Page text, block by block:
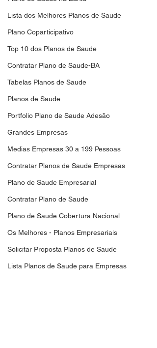
Lista dos Melhores Planos de Saude
Plano Coparticipativo
Top 10 dos Planos de Saude
Contratar Plano de Saude-BA
Tabelas Planos de Saude
Planos de Saude
Portfolio Plano de Saude Adesão
Grandes Empresas
Medias Empresas 30 a 199 Pessoas
Contratar Planos de Saude Empresas
Plano de Saude Empresarial
Contratar Plano de Saude
Plano de Saude Cobertura Nacional
Os Melhores - Planos Empresariais
Solicitar Proposta Planos de Saude
Lista Planos de Saude para Empresas